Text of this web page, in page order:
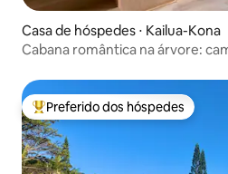
Casa de hóspedes ⋅ Kailua-Kona
Cabana romântica na árvore:
Entre os melhores preferidos dos
Preferido dos hóspedes